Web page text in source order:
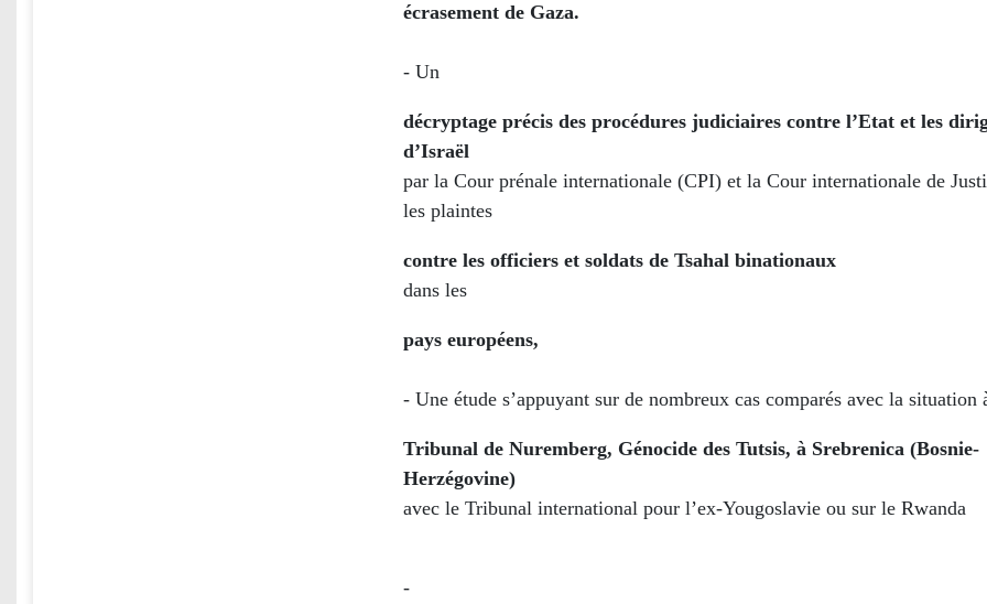
écrasement de Gaza.
- Un
décryptage précis des procédures judiciaires contre l’Etat et les
d’Israël
par la Cour prénale internationale (CPI) et la Cour internationale de
les plaintes
contre les officiers et soldats de Tsahal binationaux
dans les
pays européens,
- Une étude s’appuyant sur de nombreux cas comparés avec la situation
Tribunal de Nuremberg, Génocide des Tutsis, à Srebrenica (Bosnie-
Herzégovine)
avec le Tribunal international pour l’ex-Yougoslavie ou sur le Rwanda
-